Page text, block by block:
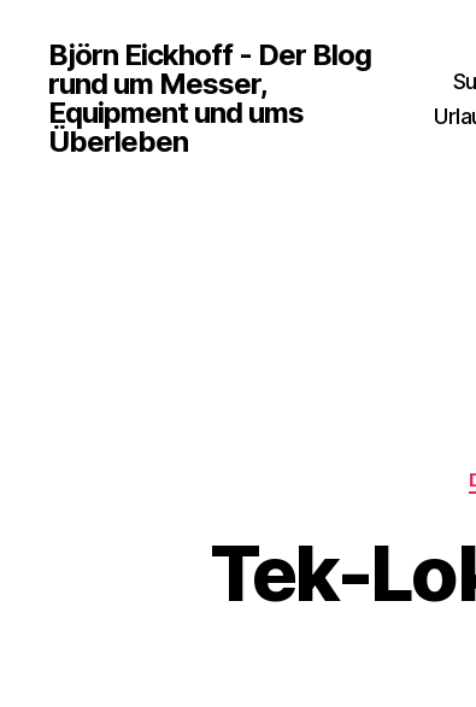
Björn Eickhoff - Der Blog
rund um Messer,
Equipment und ums
Überleben
Tek-